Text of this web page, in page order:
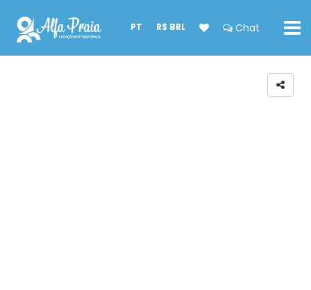
PT R$ BRL Chat